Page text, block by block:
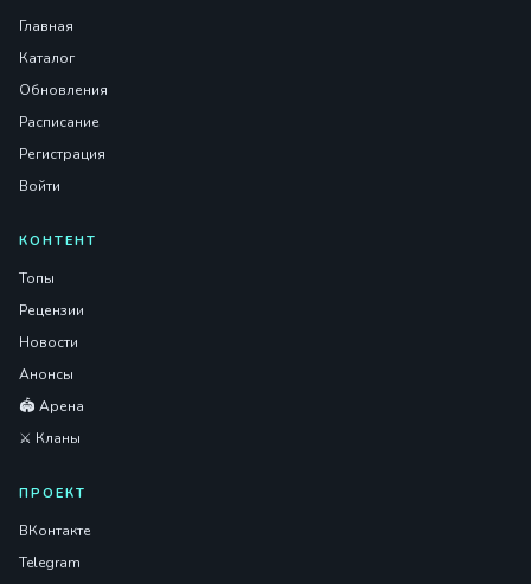
Главная
Каталог
Обновления
Расписание
Регистрация
Войти
КОНТЕНТ
Топы
Рецензии
Новости
Анонсы
🏟️ Арена
⚔️ Кланы
ПРОЕКТ
ВКонтакте
Telegram